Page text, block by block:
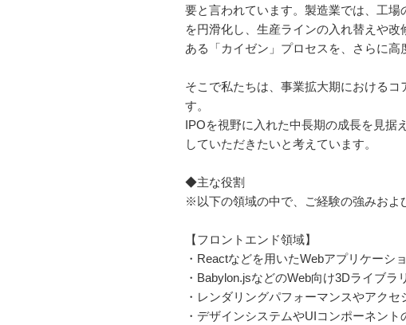
要と言われています。製造業では、工
を円滑化し、生産ラインの入れ替えや
ある「カイゼン」プロセスを、さらに高
そこで私たちは、事業拡大期における
す。
IPOを視野に入れた中長期の成長を見据
していただきたいと考えています。
◆主な役割
※以下の領域の中で、ご経験の強みおよ
【フロントエンド領域】
・Reactなどを用いたWebアプリケーシ
・Babylon.jsなどのWeb向け3Dライブ
・レンダリングパフォーマンスやアク
・デザインシステムやUIコンポーネント